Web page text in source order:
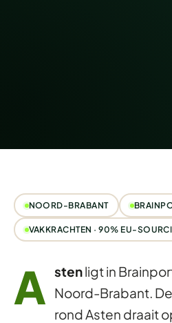
NOORD-BRABANT
VAKKRACHTEN · 90% EU-
A stenligt in
Noord-Brabant.
rond Asten draait